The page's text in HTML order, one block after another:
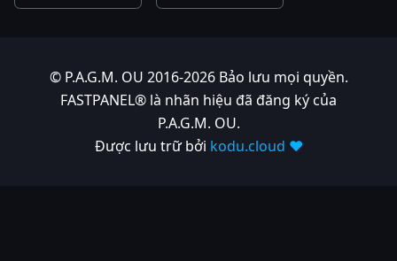
© P.A.G.M. OU 2016-2026 Bảo lưu mọi quyền.
FASTPANEL® là nhãn hiệu đã đăng ký của
P.A.G.M. OU.
Được lưu trữ bởi kodu.cloud ❤️